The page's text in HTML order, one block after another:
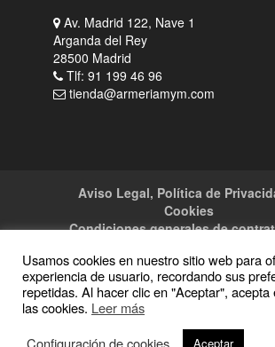
Av. Madrid 122, Nave 1
Arganda del Rey
28500 Madrid
Tlf: 91 199 46 96
tienda@armeriamym.com
Aviso Legal, Política de
Cookies
Condiciones generales de
Copyright · 2016 Armeria M y M ·
Usamos cookies en nuestro sitio web para
experiencia de usuario, recordando sus
repetidas. Al hacer clic en "Aceptar", acepta
las cookies. Leer más
Configuración de cookies
Aceptar